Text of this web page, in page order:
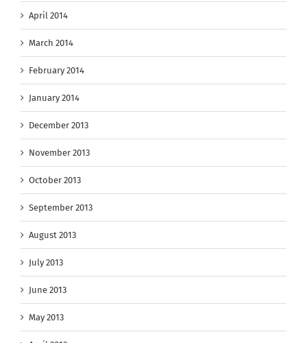
April 2014
March 2014
February 2014
January 2014
December 2013
November 2013
October 2013
September 2013
August 2013
July 2013
June 2013
May 2013